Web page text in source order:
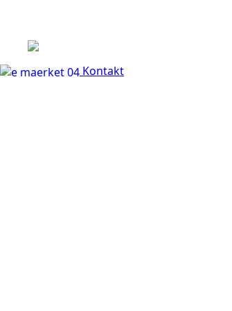
Kontakt